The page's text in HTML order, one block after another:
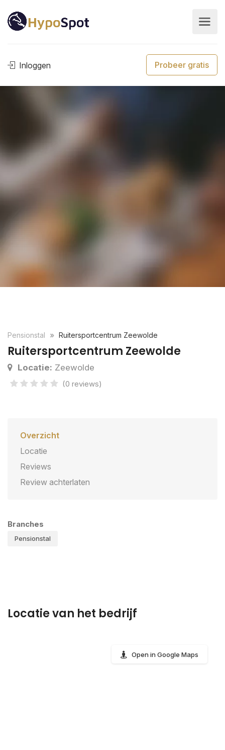
Inloggen Probeer gratis
Pensionstal Ruitersportcentrum Zeewolde
Ruitersportcentrum Zeewolde
Locatie: Zeewolde
(0 reviews)
Overzicht
Locatie
Reviews
Review achterlaten
Branches
Pensionstal
Locatie van het bedrijf
Open in Google Maps